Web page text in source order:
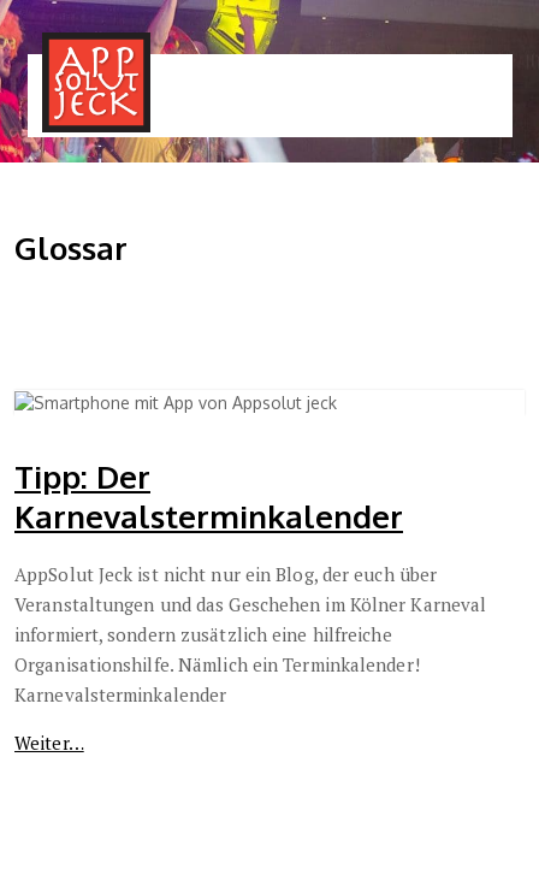
Glossar
Tipp: Der
Karnevalsterminkalender
AppSolut Jeck ist nicht nur ein Blog, der euch über
Veranstaltungen und das Geschehen im Kölner Karneval
informiert, sondern zusätzlich eine hilfreiche
Organisationshilfe. Nämlich ein Terminkalender!
Karnevalsterminkalender
Weiter…